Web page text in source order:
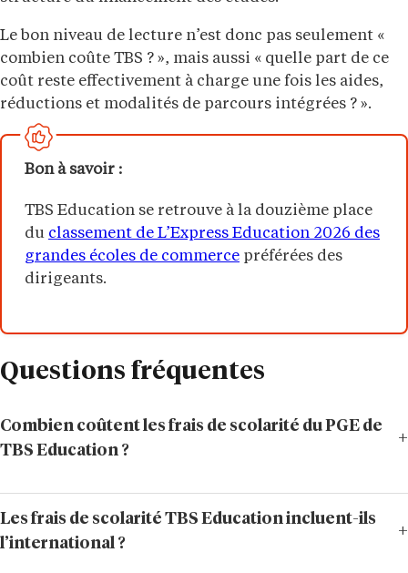
Le bon niveau de lecture n’est donc pas seulement «
combien coûte TBS ? », mais aussi « quelle part de ce
coût reste effectivement à charge une fois les aides,
réductions et modalités de parcours intégrées ? ».
Bon à savoir :
TBS Education se retrouve à la douzième place
du classement de L’Express Education 2026 des
grandes écoles de commerce préférées des
dirigeants.
Questions fréquentes
Combien coûtent les frais de scolarité du PGE de
TBS Education ?
Les frais de scolarité TBS Education incluent-ils
l’international ?